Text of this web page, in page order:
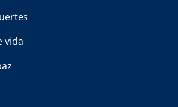
vida